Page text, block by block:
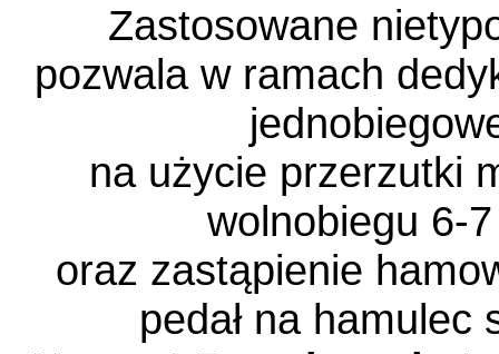
Zastosowane
pozwala w ramach
na użycie przerzutki
wolnobiegu 6-
oraz zastąpienie
pedał na hamulec